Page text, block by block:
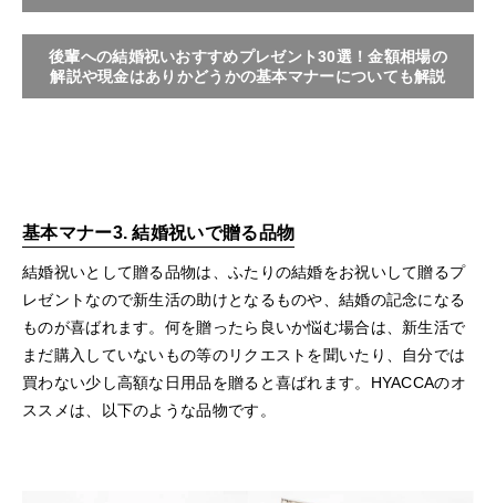
後輩への結婚祝いおすすめプレゼント30選！金額相場の
解説や現金はありかどうかの基本マナーについても解説
基本マナー3. 結婚祝いで贈る品物
結婚祝いとして贈る品物は、ふたりの結婚をお祝いして贈るプ
レゼントなので新生活の助けとなるものや、結婚の記念になる
ものが喜ばれます。何を贈ったら良いか悩む場合は、新生活で
まだ購入していないもの等のリクエストを聞いたり、自分では
買わない少し高額な日用品を贈ると喜ばれます。HYACCAのオ
ススメは、以下のような品物です。